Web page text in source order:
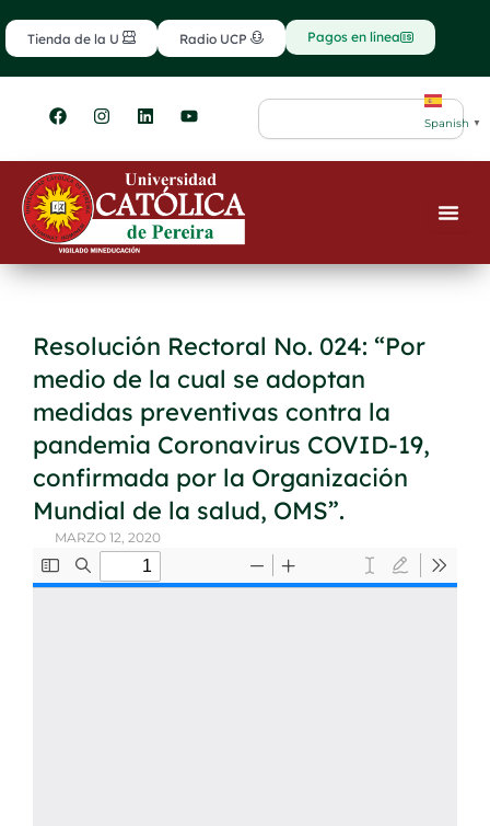
al
contenido
Tienda de la U Radio UCP Pagos en línea
F
a
e
b
o
o
k
I
n
t
g
r
m
L
i
k
e
d
i
n
Y
o
t
u
b
e
Search
Spanish ▼
Resolución Rectoral No. 024: “Por
medio de la cual se adoptan
medidas preventivas contra la
pandemia Coronavirus COVID-19,
confirmada por la Organización
Mundial de la salud, OMS”.
MARZO 12, 2020